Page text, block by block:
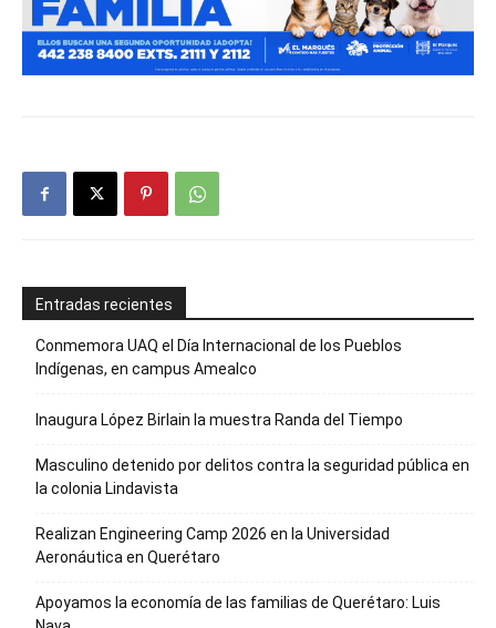
Entradas recientes
Conmemora UAQ el Día Internacional de los Pueblos
Indígenas, en campus Amealco
Inaugura López Birlain la muestra Randa del Tiempo
Masculino detenido por delitos contra la seguridad pública en
la colonia Lindavista
Realizan Engineering Camp 2026 en la Universidad
Aeronáutica en Querétaro
Apoyamos la economía de las familias de Querétaro: Luis